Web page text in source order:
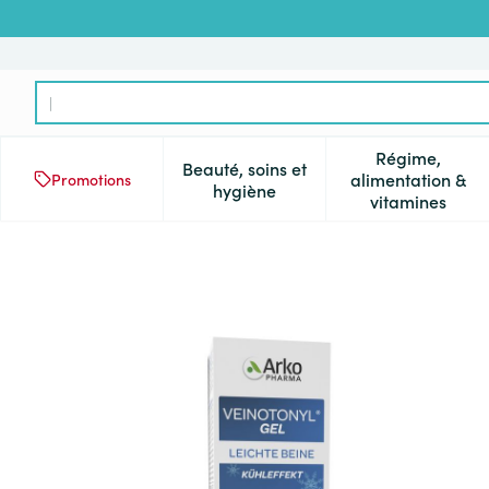
Rechercher
Promotions
Beauté, soins et
hygièneAfficher le sous-menu pour la
Régime,
alimentation &
vitamines
Afficher
Veinotonyl Gel Jambes